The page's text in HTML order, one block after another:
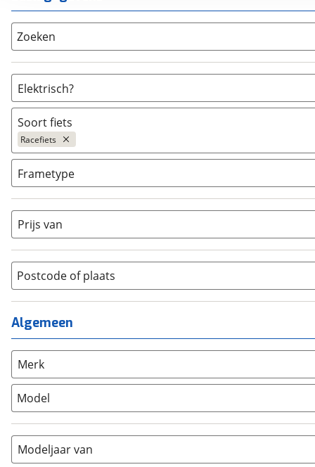
Zoeken
Elektrisch?
Niet elektrisch (46)
Ja, E-bike
Ja, High-speed (0)
Soort fiets
Racefiets
BMX / Freestyle fiets (0)
Cruiserfiets
Jeugdfiets (0)
Kinderfiets (0)
Ligfiets (0)
Mountainbike
Overig (6)
Racefiets
Stadsfiets (3)
Tandem
Vouwfiets (0)
Frametype
Dames (0)
Dames monotube
Heren (5)
Jongens
Lage instap (0)
Meisjes
Prijs van
Postcode of plaats
Algemeen
Merk
Model
Modeljaar van